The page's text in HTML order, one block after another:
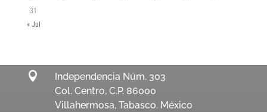
31
« Jul

Independencia Núm. 303
Col. Centro, C.P. 86000
Villahermosa, Tabasco. México